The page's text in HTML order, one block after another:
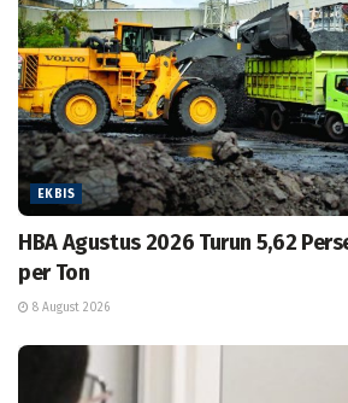
EKBIS
HBA Agustus 2026 Turun 5,62
per Ton
8 August 2026